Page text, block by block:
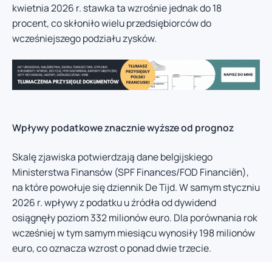
kwietnia 2026 r. stawka ta wzrośnie jednak do 18
procent, co skłoniło wielu przedsiębiorców do
wcześniejszego podziału zysków.
Wpływy podatkowe znacznie wyższe od prognoz
Skalę zjawiska potwierdzają dane belgijskiego
Ministerstwa Finansów (SPF Finances/FOD Financiën),
na które powołuje się dziennik De Tijd. W samym styczniu
2026 r. wpływy z podatku u źródła od dywidend
osiągnęły poziom 332 milionów euro. Dla porównania rok
wcześniej w tym samym miesiącu wynosiły 198 milionów
euro, co oznacza wzrost o ponad dwie trzecie.